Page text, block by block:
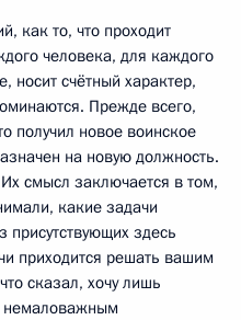
как то, что проходит
человека, для каждого
носит счётный характер,
Прежде всего,
получил новое воинское
на новую должность.
смысл заключается в том,
какие задачи
присутствующих здесь
приходится решать вашим
сказал, хочу лишь
немаловажным